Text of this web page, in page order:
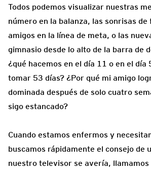
Todos podemos visualizar nuestras
número en la balanza, las sonrisas
amigos en la línea de meta, o las
gimnasio desde lo alto de la barra de
¿qué hacemos en el día 11 o en el día
tomar 53 días? ¿Por qué mi amigo
dominada después de solo cuatro
sigo estancado?
Cuando estamos enfermos y
buscamos rápidamente el consejo de
nuestro televisor se avería, llamamos